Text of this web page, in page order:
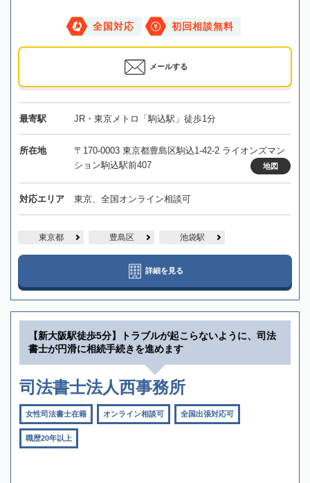
全国対応 初回相談無料
メールする
最寄駅 JR・東京メトロ「駒込駅」徒歩1分
所在地
〒170-0003 東京都豊島区駒込1-42-2 ライオンズマン
ション駒込駅前407
地図
対応エリア 東京、全国オンライン相談可
東京都 豊島区 池袋駅
詳細を見る
【新大阪駅徒歩5分】トラブルが起こらないように、司法
書士が円滑に相続手続きを進めます
司法書士法人西事務所
女性司法書士在籍 オンライン相談可 全国出張対応可
職歴20年以上